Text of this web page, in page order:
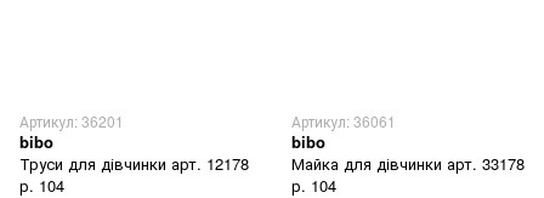
Артикул: 36201
bibo
Труси для дівчинки арт. 12178
р. 104
Артикул: 36061
bibo
Майка для дівчинки арт. 33178
р. 104